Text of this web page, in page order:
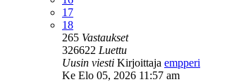
17
18
265 Vastaukset
326622 Luettu
Uusin viesti Kirjoittaja empperi
Ke Elo 05, 2026 11:57 am